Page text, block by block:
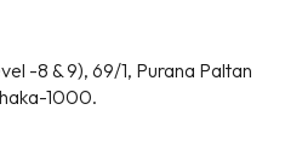
-8 & 9), 69/1, Purana Paltan
1000.